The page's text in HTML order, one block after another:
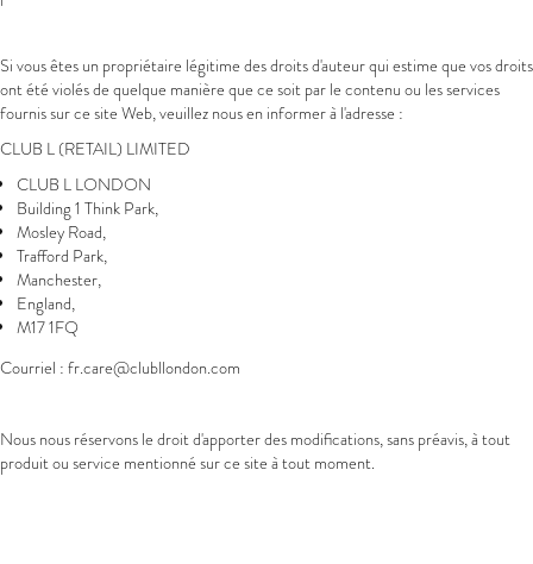
Si vous êtes un propriétaire légitime des droits d'auteur qui estime que vos droits
ont été violés de quelque manière que ce soit par le contenu ou les services
fournis sur ce site Web, veuillez nous en informer à l'adresse :
CLUB L (RETAIL) LIMITED
CLUB L LONDON
Building 1 Think Park,
Mosley Road,
Trafford Park,
Manchester,
England,
M17 1FQ
Courriel : fr.care@clubllondon.com
Nous nous réservons le droit d'apporter des modifications, sans préavis, à tout
produit ou service mentionné sur ce site à tout moment.